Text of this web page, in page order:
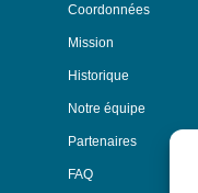
Coordonnées
Mission
Historique
Notre équipe
Partenaires
FAQ